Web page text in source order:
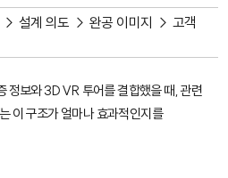
→ 설계 의도 → 완공 이미지 → 고객
정보와 3D VR 투어를 결합했을 때, 관련
이 구조가 얼마나 효과적인지를